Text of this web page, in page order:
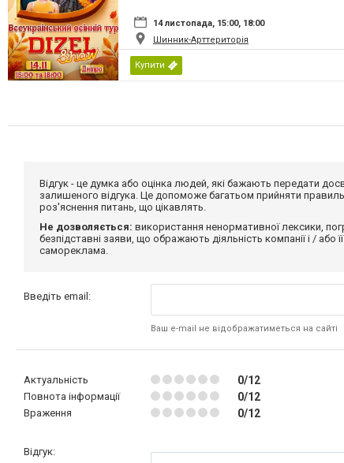
14 листопада, 15:00, 18:00
Шинник-Арттериторія
Купити
Відгук - це думка або оцінка людей, які бажають передати
залишеного відгука. Це допоможе багатьом прийняти
роз'яснення питань, що цікавлять.
Не дозволяється: використання ненормативної лексики,
безпідставні заяви, що ображають діяльність компанії і /
самореклама.
Введіть email:
Ваш e-mail не відображатиметься на сайті
Актуальність 0/12
Повнота інформації 0/12
Враження 0/12
Відгук: